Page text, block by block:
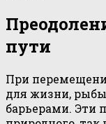
пути
При
для жизни,
барьерами. Эти